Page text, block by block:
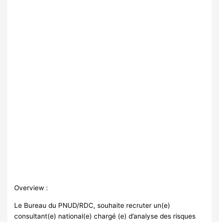
Overview :
Le Bureau du PNUD/RDC, souhaite recruter un(e)
consultant(e) national(e) chargé (e) d’analyse des risques